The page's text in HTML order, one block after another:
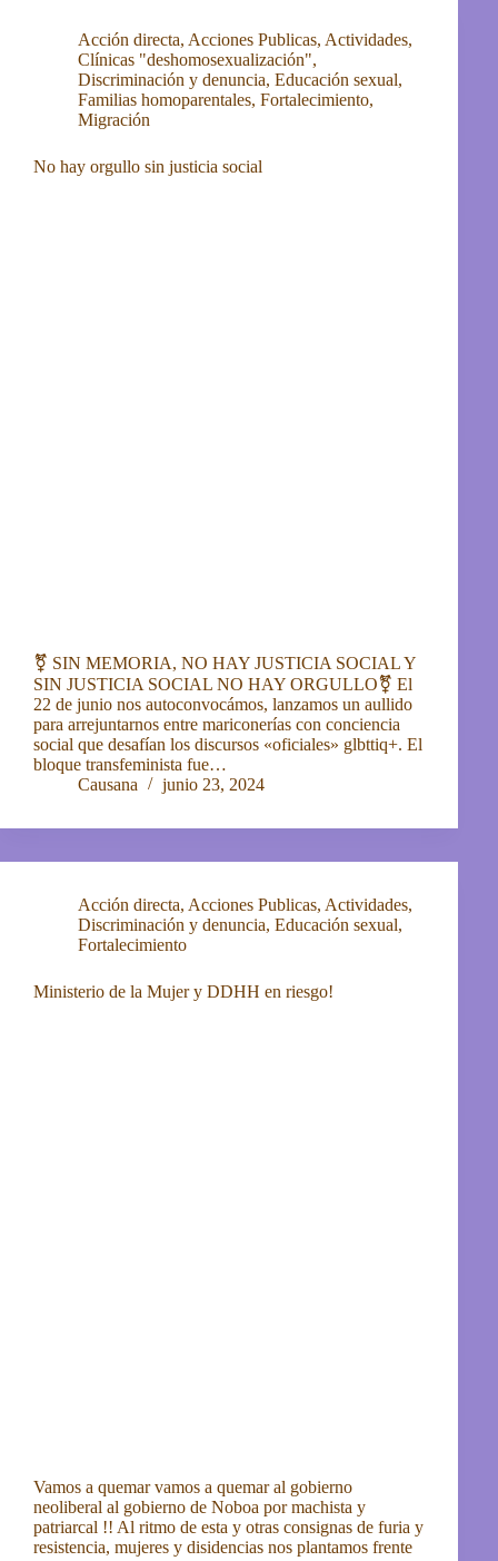
Acción directa, Acciones Publicas, Actividades,
Clínicas "deshomosexualización",
Discriminación y denuncia, Educación sexual,
Familias homoparentales, Fortalecimiento,
Migración
No hay orgullo sin justicia social
⚧️ SIN MEMORIA, NO HAY JUSTICIA SOCIAL Y
SIN JUSTICIA SOCIAL NO HAY ORGULLO⚧️ El
22 de junio nos autoconvocámos, lanzamos un aullido
para arrejuntarnos entre mariconerías con conciencia
social que desafían los discursos «oficiales» glbttiq+. El
bloque transfeminista fue…
Causana
junio 23, 2024
Acción directa, Acciones Publicas, Actividades,
Discriminación y denuncia, Educación sexual,
Fortalecimiento
Ministerio de la Mujer y DDHH en riesgo!
Vamos a quemar vamos a quemar al gobierno
neoliberal al gobierno de Noboa por machista y
patriarcal !! Al ritmo de esta y otras consignas de furia y
resistencia, mujeres y disidencias nos plantamos frente